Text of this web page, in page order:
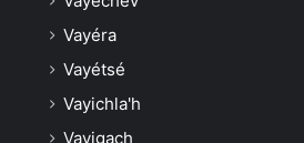
Vayéra
Vayétsé
Vayichla'h
Vayigach